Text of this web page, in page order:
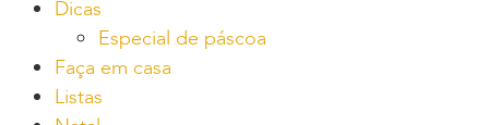
Dicas
Especial de páscoa
Faça em casa
Listas